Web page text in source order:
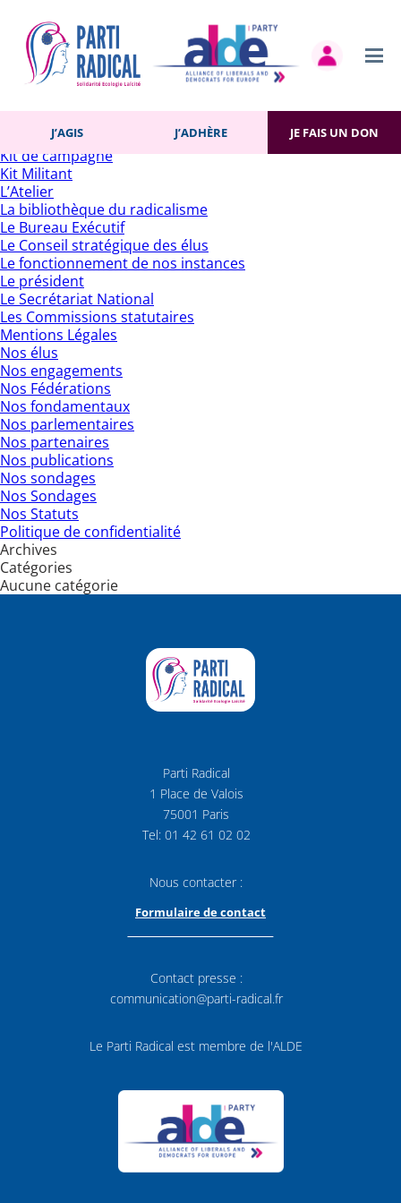
J’AGIS J’ADHÈRE JE FAIS UN DON
Pages
Accueil
Actualités
Contact
J’adhère
Kit de campagne
Kit Militant
L’Atelier
La bibliothèque du radicalisme
Le Bureau Exécutif
Le Conseil stratégique des élus
Le fonctionnement de nos instances
Le président
Le Secrétariat National
Les Commissions statutaires
Mentions Légales
Nos élus
Nos engagements
Nos Fédérations
Nos fondamentaux
Nos parlementaires
Nos partenaires
Nos publications
Nos sondages
Nos Sondages
Nos Statuts
Politique de confidentialité
Archives
Catégories
Aucune catégorie
Parti Radical
1 Place de Valois
75001 Paris
Tel: 01 42 61 02 02
Nous contacter :
Formulaire de contact
Contact presse :
communication@parti-radical.fr
Le Parti Radical est membre de l'ALDE